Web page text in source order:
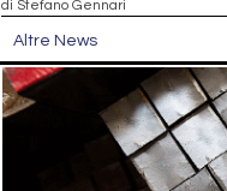
di Stefano Gennari
Altre News